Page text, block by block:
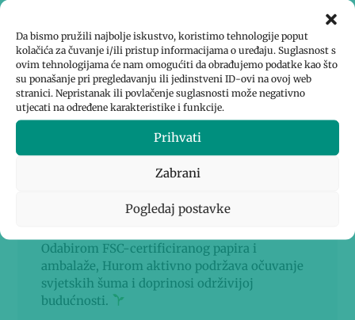
Da bismo pružili najbolje iskustvo, koristimo tehnologije poput
kolačića za čuvanje i/ili pristup informacijama o uređaju. Suglasnost s
ovim tehnologijama će nam omogućiti da obrađujemo podatke kao što
su ponašanje pri pregledavanju ili jedinstveni ID-ovi na ovoj web
stranici. Nepristanak ili povlačenje suglasnosti može negativno
utjecati na određene karakteristike i funkcije.
Prihvati
Zabrani
Pogledaj postavke
cijeđenja sokova znatno jednostavnijom.
Ekološki prihvatljivo pakiranje
dizajnirano s prirodom na umu
kako bi ambalaža jednako podržavala dobrobit
Odabirom FSC-certificiranog papira i
ambalaže, Hurom aktivno podržava očuvanje
svjetskih šuma i doprinosi održivijoj
budućnosti.